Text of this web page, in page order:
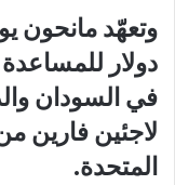
دولار
في السودان
لاجئين فارين
المتحدة.